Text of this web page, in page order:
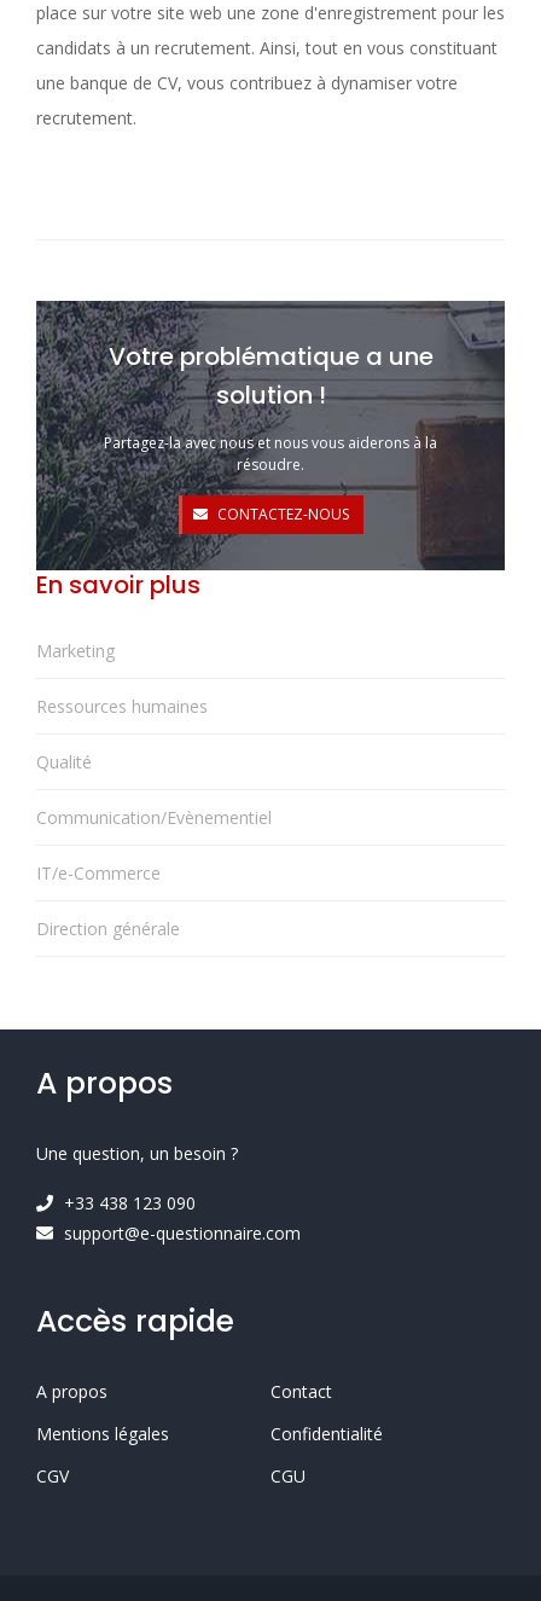
place sur votre site web une zone d'enregistrement pour les
candidats à un recrutement. Ainsi, tout en vous constituant
une banque de CV, vous contribuez à dynamiser votre
recrutement.
Votre problématique a une
solution !
Partagez-la avec nous et nous vous aiderons à la
résoudre.
CONTACTEZ-NOUS
En savoir plus
Marketing
Ressources humaines
Qualité
Communication/Evènementiel
IT/e-Commerce
Direction générale
A propos
Une question, un besoin ?
+33 438 123 090
support@e-questionnaire.com
Accès rapide
A propos
Contact
Mentions légales
Confidentialité
CGV
CGU